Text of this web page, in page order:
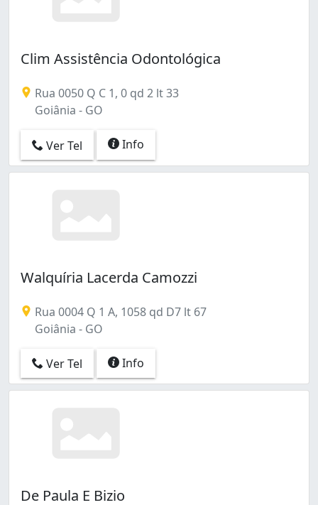
Clim Assistência Odontológica
Rua 0050 Q C 1, 0 qd 2 lt 33
Goiânia - GO
Ver Tel Info
Walquíria Lacerda Camozzi
Rua 0004 Q 1 A, 1058 qd D7 lt 67
Goiânia - GO
Ver Tel Info
De Paula E Bizio